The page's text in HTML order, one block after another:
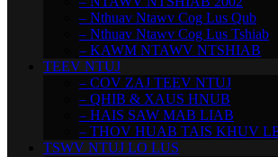
– Nthuav Ntawv Cog Lus Qub
– Nthuav Ntawv Cog Lus Tshiab
– KAWM NTAWV NTSHIAB
TEEV NTUJ
– COV ZAJ TEEV NTUJ
– QHIB & XAUS HNUB
– HAIS SAW MAB LIAB
– THOV HUAB TAIS KHUV
TSWV NTUJ LO LUS